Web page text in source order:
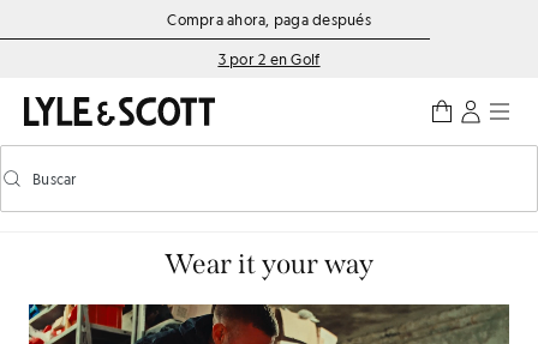
Saltar al contenido principal
Información de accesibilidadCompra ahora, paga después
3 por 2 en Golf
Activar/desactivar la búsqueda predictiva
Buscar
Wear it your way